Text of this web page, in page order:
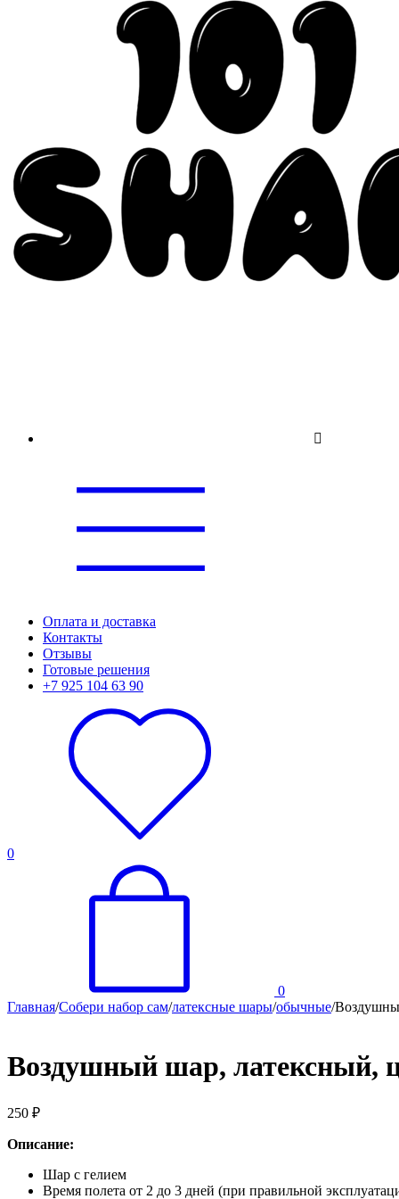
Оплата и доставка
Контакты
Отзывы
Готовые решения
+7 925 104 63 90
0
0
Главная/Собери набор сам/латексные шары/обычные/
Воздушный шар, латексный,
250 ₽
Описание:
Шар с гелием
Время полета от 2 до 3 дней (при правильной